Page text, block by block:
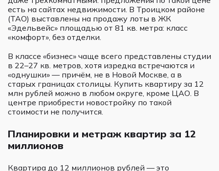
есть на сайтах недвижимости. В Троицком районе
(ТАО) выставлены на продажу лоты в ЖК
«Эдельвейс» площадью от 81 кв. метра: класс
«комфорт», без отделки.
В классе «бизнес» чаще всего представлены студии
в 22–27 кв. метров, хотя изредка встречаются и
«однушки» — причём, не в Новой Москве, а в
старых границах столицы. Купить квартиру за 12
млн рублей можно в любом округе, кроме ЦАО. В
центре приобрести новостройку по такой
стоимости не получится.
Планировки и метраж квартир за 12
миллионов
Квартира до 12 миллионов рублей — это